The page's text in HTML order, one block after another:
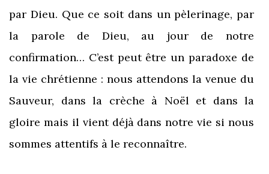
par Dieu. Que ce soit dans un pèlerinage, par
la parole de Dieu, au jour de notre
confirmation… C’est peut être un paradoxe de
la vie chrétienne : nous attendons la venue du
Sauveur, dans la crèche à Noël et dans la
gloire mais il vient déjà dans notre vie si nous
sommes attentifs à le reconnaître.